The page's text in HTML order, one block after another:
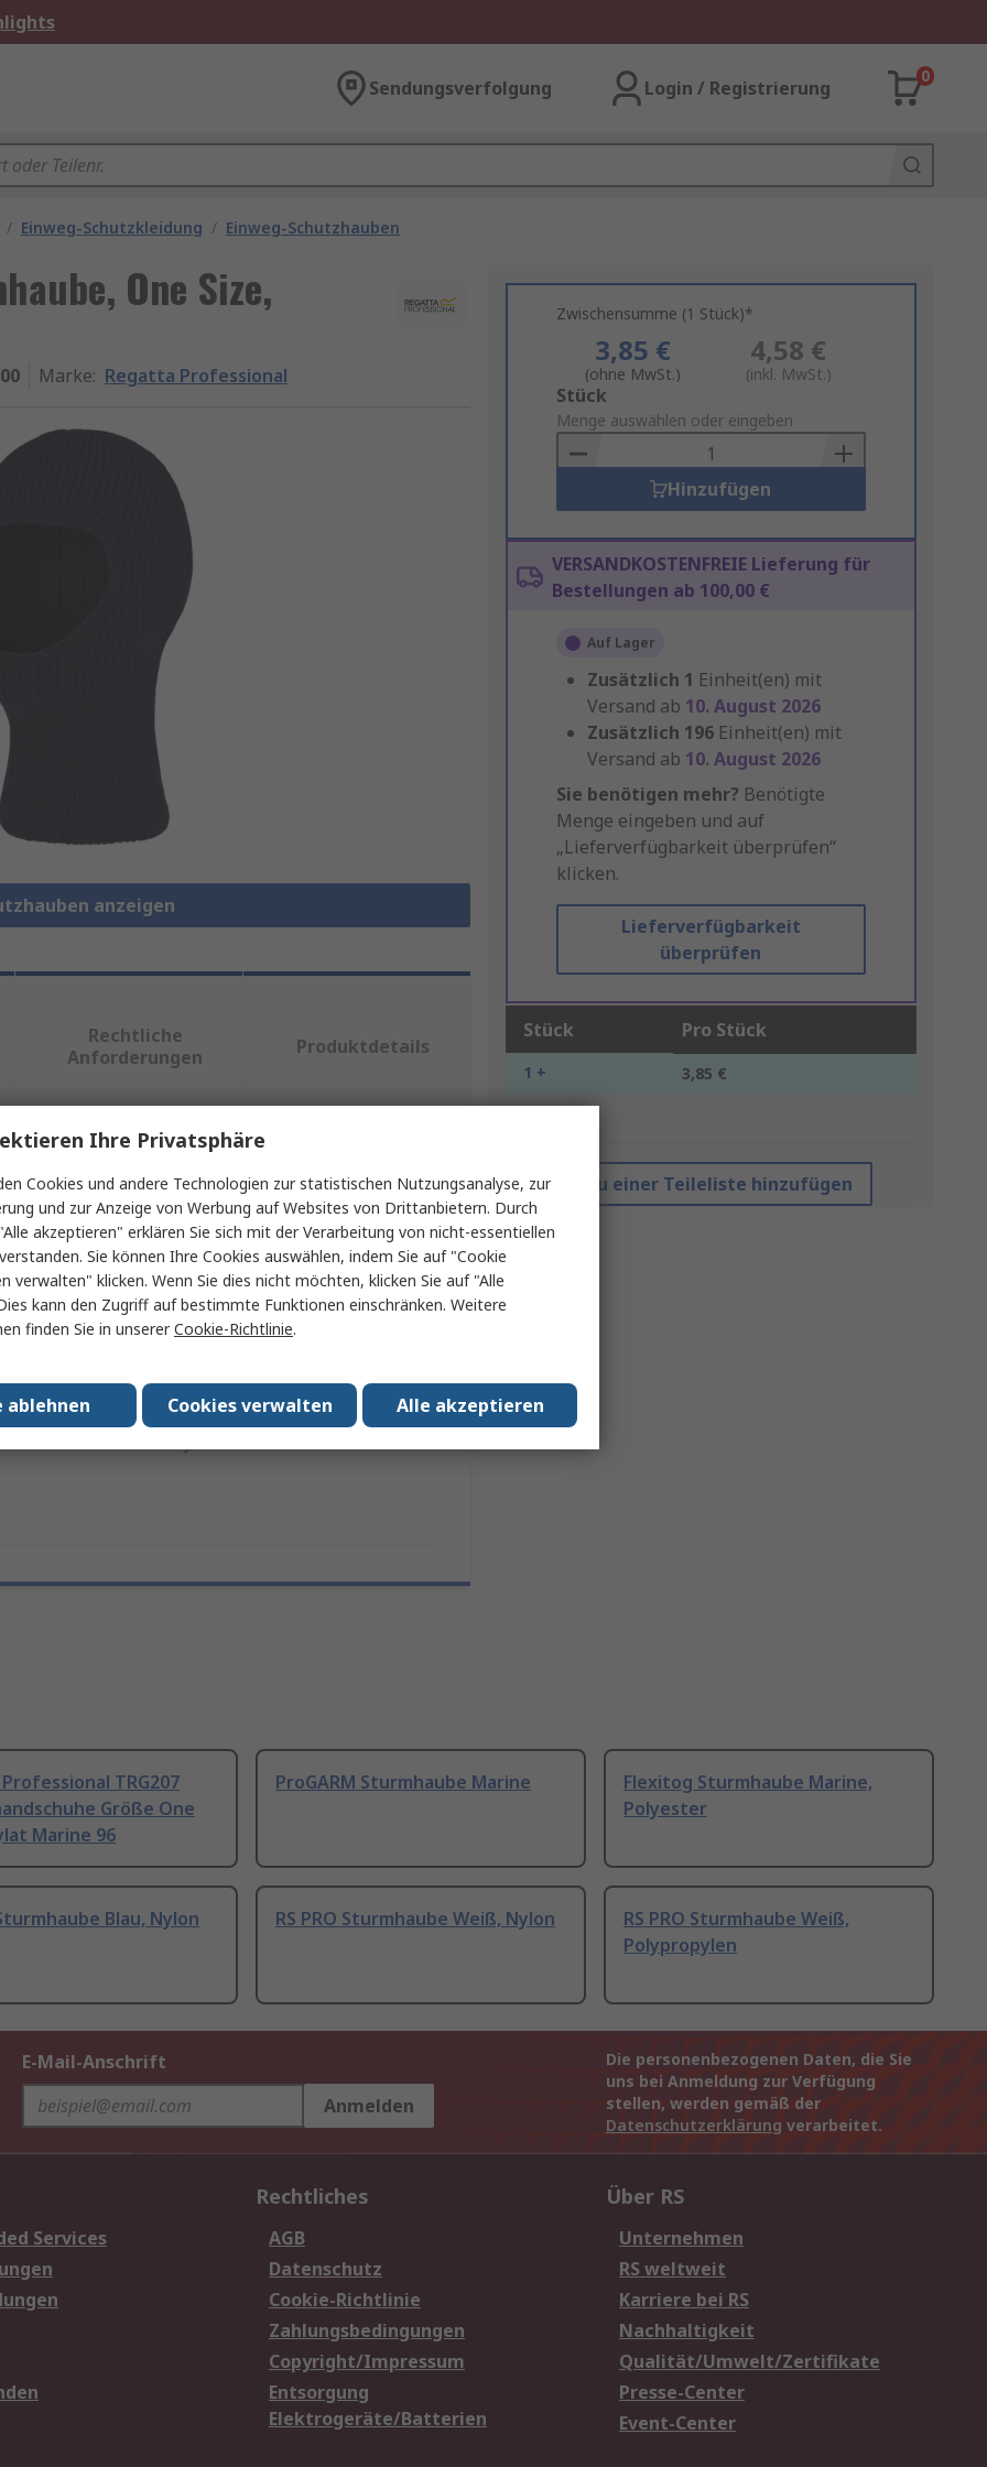
Sendungsverfolgung Login / Registrierung
0
/ Einweg-Schutzkleidung / Einweg-Schutzhauben
One Size,
Marke: Regatta Professional
anzeigen
Zwischensumme (1 Stück)*
3,85 €
(ohne MwSt.)
4,58 €
(inkl. MwSt.)
Add
to
Basket
Stück
Menge auswählen oder eingeben
Hinzufügen
VERSANDKOSTENFREIE Lieferung für
Bestellungen ab 100,00 €
Auf Lager
Zusätzlich 1 Einheit(en) mit
Versand ab 10. August 2026
Zusätzlich 196 Einheit(en) mit
Versand ab 10. August 2026
Sie benötigen mehr? Benötigte
Menge eingeben und auf
„Lieferverfügbarkeit überprüfen“
klicken.
Lieferverfügbarkeit
überprüfen
Stück Pro Stück
1 + 3,85 €
Zu einer Teileliste hinzufügen
Rechtliche
Anforderungen
Produktdetails
oder mehrere Eigenschaften auswählen.
Wert
Regatta Professional
One Size
Marine
TRG207
Größe One
Marine 96
ProGARM Sturmhaube Marine
Flexitog Sturmhaube Marine,
Polyester
Blau, Nylon RS PRO Sturmhaube Weiß, Nylon
RS PRO Sturmhaube Weiß,
Polypropylen
E-Mail-Anschrift
Anmelden
Die personenbezogenen Daten, die Sie
uns bei Anmeldung zur Verfügung
stellen, werden gemäß der
Datenschutzerklärung verarbeitet.
Services
Rechtliches
AGB
Datenschutz
Cookie-Richtlinie
Zahlungsbedingungen
Copyright/Impressum
Entsorgung
Elektrogeräte/Batterien
Über RS
Unternehmen
RS weltweit
Karriere bei RS
Nachhaltigkeit
Qualität/Umwelt/Zertifikate
Presse-Center
Event-Center
Ihre Privatsphäre
Cookies und andere Technologien zur statistischen Nutzungsanalyse, zur
und zur Anzeige von Werbung auf Websites von Drittanbietern. Durch
akzeptieren" erklären Sie sich mit der Verarbeitung von nicht-essentiellen
Sie können Ihre Cookies auswählen, indem Sie auf "Cookie
verwalten" klicken. Wenn Sie dies nicht möchten, klicken Sie auf "Alle
kann den Zugriff auf bestimmte Funktionen einschränken. Weitere
finden Sie in unsererCookie-Richtlinie.
Alle akzeptieren
Cookies verwalten
ablehnen